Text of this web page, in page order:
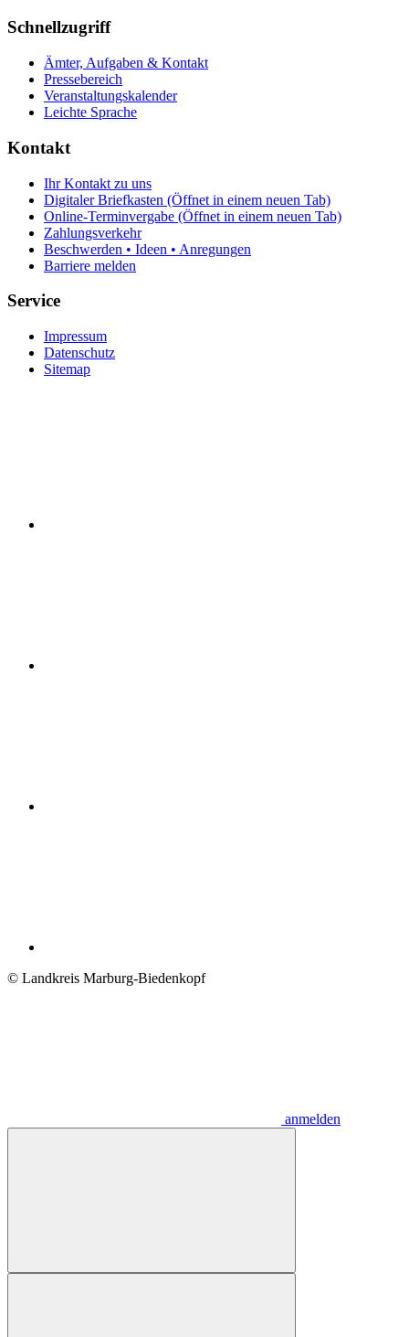
Schnellzugriff
Ämter, Aufgaben & Kontakt
Pressebereich
Veranstaltungskalender
Leichte Sprache
Kontakt
Ihr Kontakt zu uns
Digitaler Briefkasten (Öffnet in einem neuen Tab)
Online-Terminvergabe (Öffnet in einem neuen Tab)
Zahlungsverkehr
Beschwerden • Ideen • Anregungen
Barriere melden
Service
Impressum
Datenschutz
Sitemap
© Landkreis Marburg-Biedenkopf
anmelden